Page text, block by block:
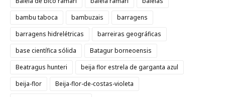
bambu taboca
bambuzais
barragens
barragens hidrelétricas
barreiras geográficas
base científica sólida
Batagur borneoensis
Beatragus hunteri
beija flor estrela de garganta azul
beija-flor
Beija-flor-de-costas-violeta